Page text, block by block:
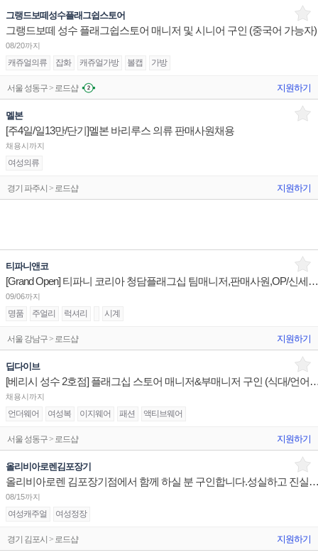
그랭드보떼성수플래그쉽스토어
그랭드보떼 성수 플래그쉽스토어 매니저 및 시니어 구인 (중국어 가능자)
08/20까지
캐쥬얼의류 잡화 캐쥬얼가방 볼캡 가방
서울 성동구 > 로드샵 지원하기
멜본
[주4일/일13만/단기]멜본 바리루스 의류 판매사원채용
채용시까지
여성의류
경기 파주시 > 로드샵 지원하기
티파니앤코
[Grand Open] 티파니 코리아 청담플래그십 팀매니저,판매사원,OP/신세계대전 판매사원 채용
09/06까지
명품 주얼리 럭셔리 시계
서울 강남구 > 로드샵 지원하기
딥다이브
[베리시 성수 2호점] 플래그십 스토어 매니저&
채용시까지
언더웨어 여성복 이지웨어 패션 액티브웨어
서울 성동구 > 로드샵 지원하기
올리비아로렌김포장기
올리비아로렌 김포장기점에서 함께 하실 분 구인합니다.성실
08/15까지
여성캐주얼 여성정장
경기 김포시 > 로드샵 지원하기